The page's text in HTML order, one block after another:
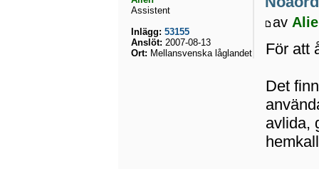
av
För att
Det
avlida,
Assistent
Inlägg: 53155
Anslöt: 2007-08-13
Ort: Mellansvenska låglandet